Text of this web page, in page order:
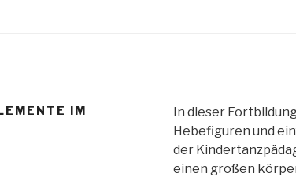
IM
In dieser
Hebefiguren und
der
einen großen